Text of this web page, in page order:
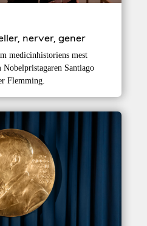
nerver, gener
medicinhistoriens mest
Santiago
Flemming.